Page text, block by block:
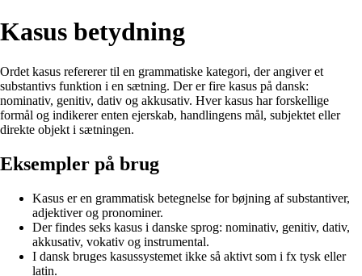
Kasus betydning
Ordet kasus refererer til en grammatiske kategori, der angiver et
substantivs funktion i en sætning. Der er fire kasus på dansk:
nominativ, genitiv, dativ og akkusativ. Hver kasus har forskellige
formål og indikerer enten ejerskab, handlingens mål, subjektet eller
direkte objekt i sætningen.
Eksempler på brug
Kasus er en grammatisk betegnelse for bøjning af substantiver,
adjektiver og pronominer.
Der findes seks kasus i danske sprog: nominativ, genitiv, dativ,
akkusativ, vokativ og instrumental.
I dansk bruges kasussystemet ikke så aktivt som i fx tysk eller
latin.